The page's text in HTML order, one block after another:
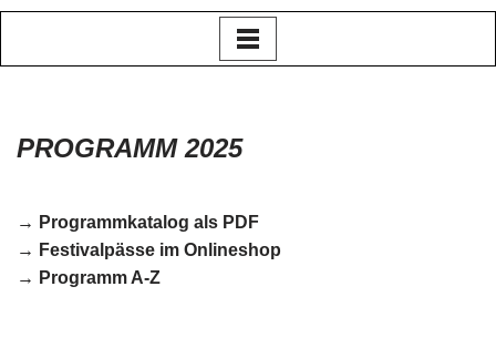
PROGRAMM 2025
→ Programmkatalog als PDF
→ Festivalpässe im Onlineshop
→ Programm A-Z